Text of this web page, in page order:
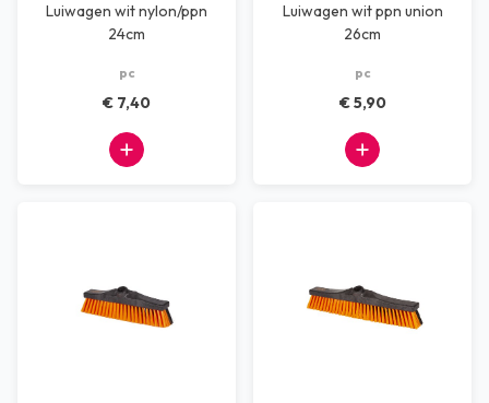
Luiwagen wit nylon/ppn
24cm
pc
€ 7,40
Luiwagen wit ppn union
26cm
pc
€ 5,90